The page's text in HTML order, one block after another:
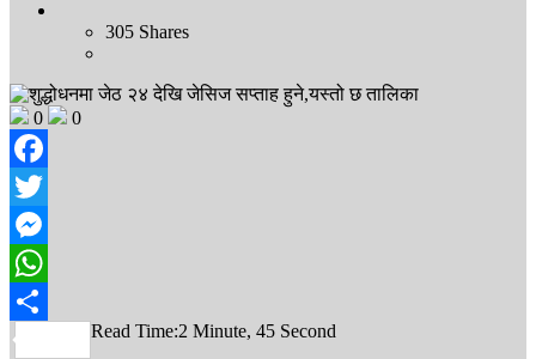
305 Shares
0 0
Facebook
Twitter
Messenger
WhatsApp
Share
Read Time:2 Minute, 45 Second